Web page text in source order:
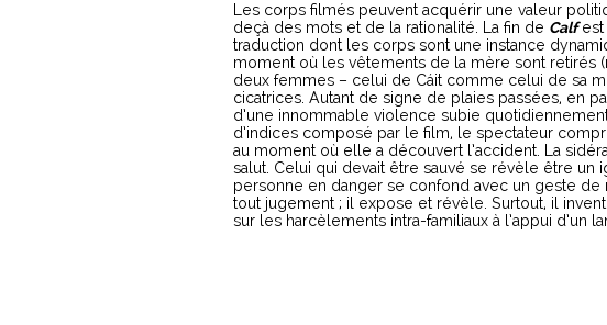
Les corps filmés peuvent acquérir une valeur
deçà des mots et de la rationalité. La fin de Calfest
traduction dont les corps sont une instance
moment où les vêtements de la mère sont retirés
deux femmes – celui de Cáit comme celui de sa
cicatrices. Autant de signe de plaies passées, en
d’une innommable violence subie
d’indices composé par le film, le spectateur
au moment où elle a découvert l’accident. La
salut. Celui qui devait être sauvé se révèle être
personne en danger se confond avec un geste de
tout jugement ; il expose et révèle. Surtout, il
sur les harcèlements intra-familiaux à l’appui d’un